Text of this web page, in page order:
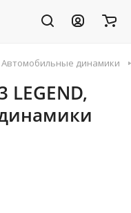
Автомобильные динамики
LEGEND,